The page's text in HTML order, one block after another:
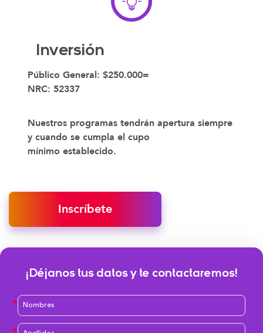
Inversión
Público General: $250.000=
NRC: 52337​
Nuestros programas tendrán apertura siempre
y cuando se cumpla el cupo
mínimo establecido.
Inscríbete
¡Déjanos tus datos y te contactaremos!